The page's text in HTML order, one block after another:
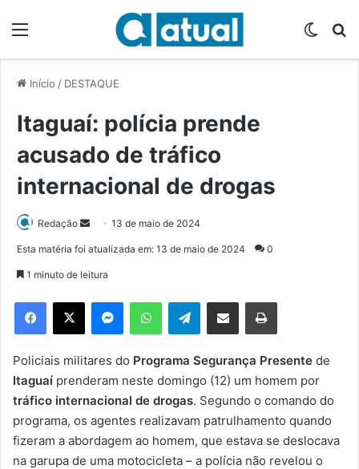
Início / DESTAQUE
Itaguaí: polícia prende
acusado de tráfico
internacional de drogas
Redação
d
e
m
e
-
m
a
13 de maio de 2024
Esta matéria foi atualizada em: 13 de maio de 2024 0
1 minuto de leitura
Telegram
Policiais militares do Programa Segurança Presente de
Itaguaí prenderam neste domingo (12) um homem por
tráfico internacional de drogas. Segundo o comando do
programa, os agentes realizavam patrulhamento quando
fizeram a abordagem ao homem, que estava se deslocava
na garupa de uma motocicleta – a polícia não revelou o